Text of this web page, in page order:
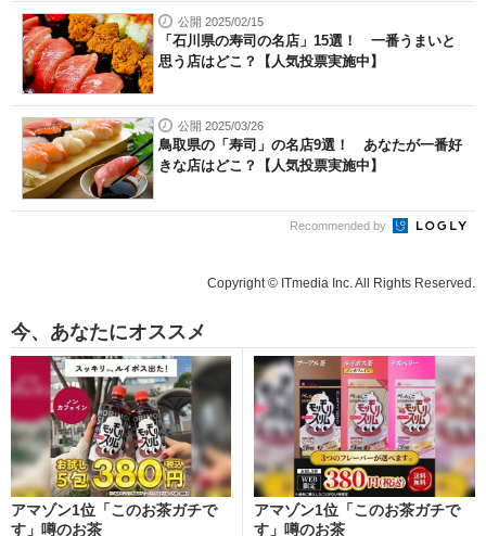
公開 2025/02/15
「石川県の寿司の名店」15選！ 一番うまいと
思う店はどこ？【人気投票実施中】
公開 2025/03/26
鳥取県の「寿司」の名店9選！ あなたが一番好
きな店はどこ？【人気投票実施中】
Recommended by
Copyright © ITmedia Inc. All Rights Reserved.
今、あなたにオススメ
アマゾン1位「このお茶ガチで
す」噂のお茶
アマゾン1位「このお茶ガチで
す」噂のお茶